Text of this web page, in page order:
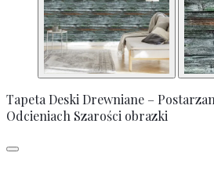
Tapeta Deski Drewniane –
Odcieniach Szarości obrazki